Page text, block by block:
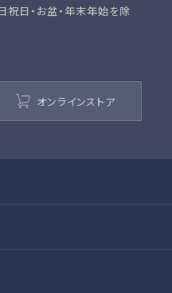
日・お盆・年末年始を除
オンラインストア